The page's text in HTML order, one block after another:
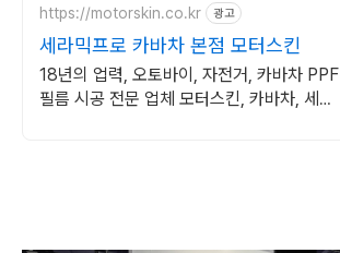
https://motorskin.co.kr 광고
세라믹프로 카바차 본점 모터스킨
18년의 업력, 오토바이, 자전거, 카바차 PPF
필름 시공 전문 업체 모터스킨, 카바차, 세라